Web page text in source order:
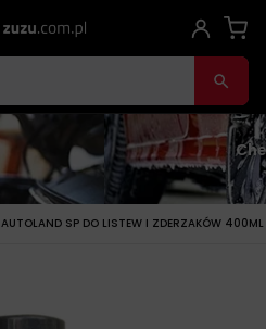
AUTOLAND SP DO LISTEW I ZDERZAKÓW 400ML